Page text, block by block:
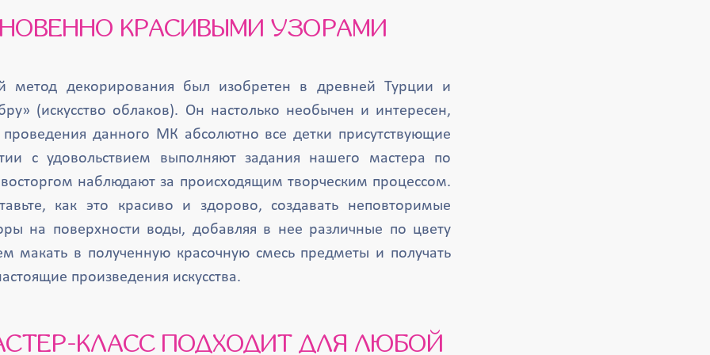
КРАСИВЫМИ УЗОРАМИ
метод декорирования был изобретен в древней Турции и
(искусство облаков). Он настолько необычен и интересен,
данного МК абсолютно все детки присутствующие
с удовольствием выполняют задания нашего мастера по
наблюдают за происходящим творческим процессом.
как это красиво и здорово, создавать неповторимые
на поверхности воды, добавляя в нее различные по цвету
макать в полученную красочную смесь предметы и получать
произведения искусства.